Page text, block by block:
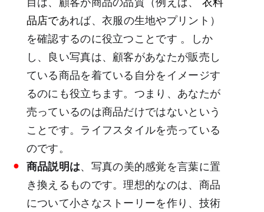
品店であれば、衣服の生地やプリント）
を確認するのに役立つことです 。しか
し、良い写真は、顧客があなたが販売し
ている商品を着ている自分をイメージす
るのにも役立ちます。つまり、あなたが
売っているのは商品だけではないという
ことです。ライフスタイルを売っている
のです。
商品説明は、写真の美的感覚を言葉に置
き換えるものです。理想的なのは、商品
について小さなストーリーを作り、技術